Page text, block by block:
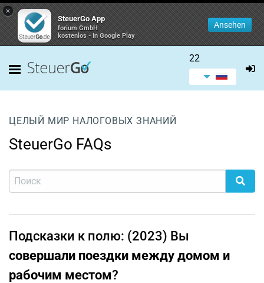
×
SteuerGo App
forium GmbH
kostenlos - In Google Play
Ansehen
22
ЦЕЛЫЙ МИР НАЛОГОВЫХ ЗНАНИЙ
SteuerGo FAQs
Подсказки к полю: (2023) Вы
совершали поездки между домом и
рабочим местом?